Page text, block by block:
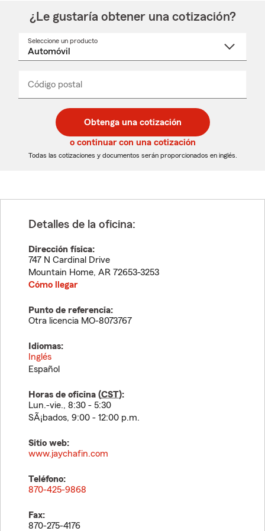
¿Le gustaría obtener una cotización?
Seleccione un producto
desplegable
Código postal
de
5
dígitos
de
5
dígitos
_____
Obtenga una cotización
o continuar con una cotización
Todas las cotizaciones y documentos serán proporcionados en inglés.
Detalles de la oficina:
Dirección física:
747 N Cardinal Drive
Mountain Home, AR 72653-3253
Cómo llegar
Punto de referencia:
Otra licencia MO-8073767
Idiomas:
Inglés
Español
Horas de oficina (CST):
Lun.-vie., 8:30 - 5:30
SÃ¡bados, 9:00 - 12:00 p.m.
Sitio web:
www.jaychafin.com
Teléfono:
870-425-9868
Fax:
870-275-4176